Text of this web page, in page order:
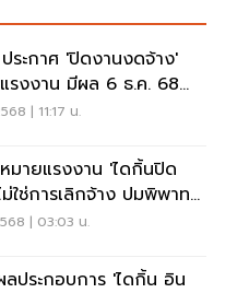
ระกาศ 'ปิดงานงดจ้าง'
รงงาน มีผล 6 ธ.ค. 68
าข้อพิพาทล้ม
| 11:17 น.
มายแรงงาน 'ไดกิ้นปิด
ใช่การเลิกจ้าง ปมพิพาท
| 03:03 น.
ประกอบการ 'ไดกิ้น อิน